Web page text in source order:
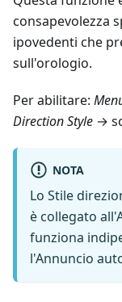
consapevolezza
ipovedenti che
sull'orologio.
Per abilitare:
Direction Style →
NOTA
Lo Stile
è collegato
funziona
l'Annuncio